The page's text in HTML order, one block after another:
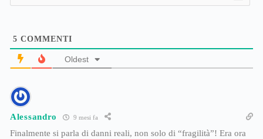
5 COMMENTI
Oldest
Alessandro 9 mesi fa
Finalmente si parla di danni reali, non solo di “fragilità”! Era ora